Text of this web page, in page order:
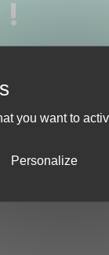
!
you want to
Personalize